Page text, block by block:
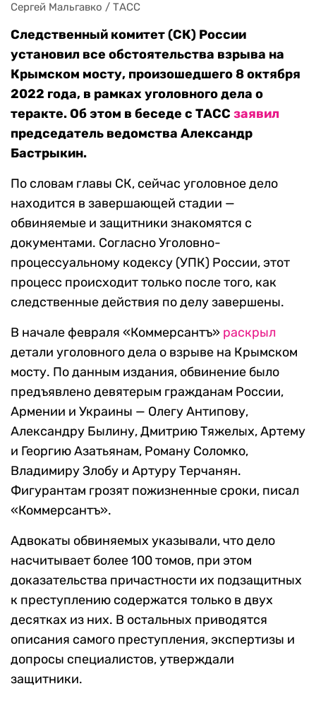
Сергей Мальгавко / ТАСС
Следственный комитет (СК) России
установил все обстоятельства взрыва на
Крымском мосту, произошедшего 8 октября
2022 года, в рамках уголовного дела о
теракте. Об этом в беседе с ТАСС заявил
председатель ведомства Александр
Бастрыкин.
По словам главы СК, сейчас уголовное дело
находится в завершающей стадии —
обвиняемые и защитники знакомятся с
документами. Согласно Уголовно-
процессуальному кодексу (УПК) России, этот
процесс происходит только после того, как
следственные действия по делу завершены.
В начале февраля «Коммерсантъ» раскрыл
детали уголовного дела о взрыве на Крымском
мосту. По данным издания, обвинение было
предъявлено девятерым гражданам России,
Армении и Украины — Олегу Антипову,
Александру Былину, Дмитрию Тяжелых, Артему
и Георгию Азатьянам, Роману Соломко,
Владимиру Злобу и Артуру Терчанян.
Фигурантам грозят пожизненные сроки, писал
«Коммерсантъ».
Адвокаты обвиняемых указывали, что дело
насчитывает более 100 томов, при этом
доказательства причастности их подзащитных
к преступлению содержатся только в двух
десятках из них. В остальных приводятся
описания самого преступления, экспертизы и
допросы специалистов, утверждали
защитники.